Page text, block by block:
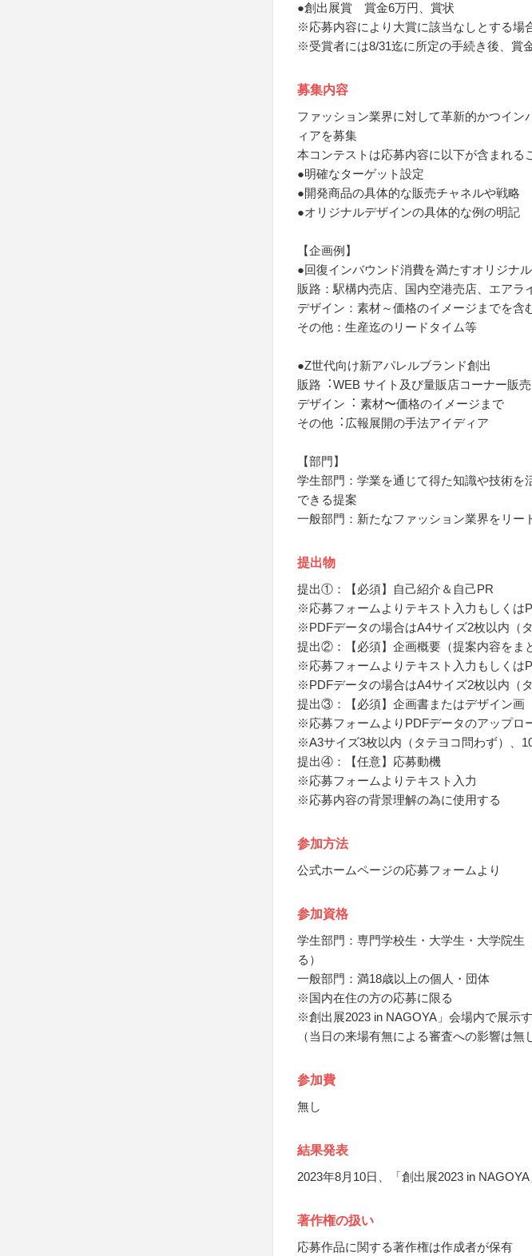
●創出展賞 賞金6万円、賞状
※応募内容により⼤賞に該当なしとする場
※受賞者には8/31迄に所定の⼿続き後、賞
募集内容
ファッション業界に対して⾰新的かつイン
ィアを募集
本コンテストは応募内容に以下が含まれる
●明確なターゲット設定
●開発商品の具体的な販売チャネルや戦略
●オリジナルデザインの具体的な例の明記
【企画例】
●回復インバウンド消費を満たすオリジナ
販路：駅構内売店、国内空港売店、エアラ
デザイン：素材～価格のイメージまでを含
その他：生産迄のリードタイム等
●Z世代向け新アパレルブランド創出
販路︓WEB サイト及び量販店コーナー販売
デザイン︓ 素材〜価格のイメージまで
その他︓広報展開の⼿法アイディア
【部門】
学生部門：学業を通じて得た知識や技術を
できる提案
一般部門：新たなファッション業界をリー
提出物
提出①：【必須】自己紹介＆自己PR
※応募フォームよりテキスト入力もしくは
※PDFデータの場合はA4サイズ2枚以内（
提出②：【必須】企画概要（提案内容をま
※応募フォームよりテキスト入力もしくは
※PDFデータの場合はA4サイズ2枚以内（
提出③：【必須】企画書またはデザイン画
※応募フォームよりPDFデータのアップロ
※A3サイズ3枚以内（タテヨコ問わず）、
提出④：【任意】応募動機
※応募フォームよりテキスト入力
※応募内容の背景理解の為に使用する
参加方法
公式ホームページの応募フォームより
参加資格
学生部門：専門学校生・大学生・大学院生
る）
一般部門：満18歳以上の個人・団体
※国内在住の方の応募に限る
※創出展2023 in NAGOYA」会場内で展示
（当日の来場有無による審査への影響は無
参加費
無し
結果発表
2023年8月10日、「創出展2023 in
著作権の扱い
応募作品に関する著作権は作成者が保有